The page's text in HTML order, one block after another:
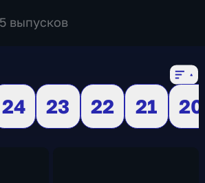
выпусков
24 23 22 21
20